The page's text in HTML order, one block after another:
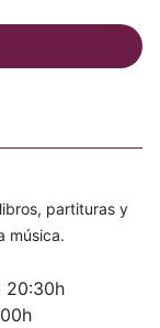
partituras y
música.
20:30h